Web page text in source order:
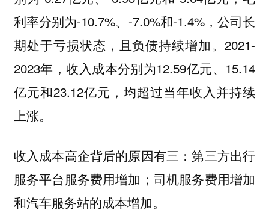
利率分别为-10.7%、-7.0%和-1.4%，公司长
期处于亏损状态，且负债持续增加。2021-
2023年，收入成本分别为12.59亿元、15.14
亿元和23.12亿元，均超过当年收入并持续
上涨。
收入成本高企背后的原因有三：第三方出行
服务平台服务费用增加；司机服务费用增加
和汽车服务站的成本增加。